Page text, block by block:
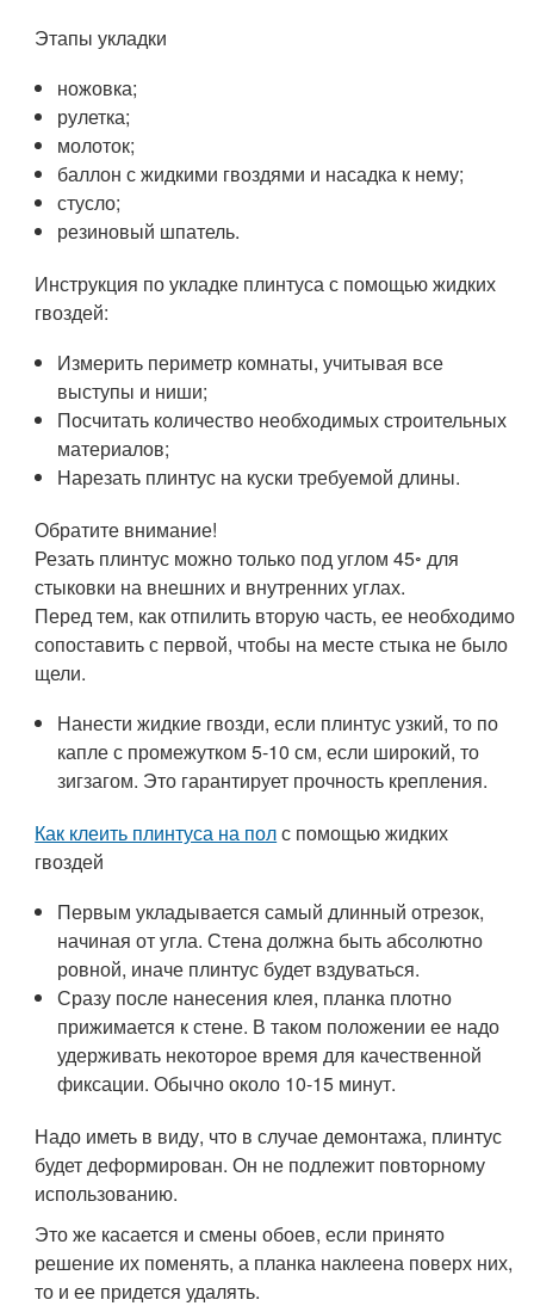
Этапы укладки
ножовка;
рулетка;
молоток;
баллон с жидкими гвоздями и насадка к нему;
стусло;
резиновый шпатель.
Инструкция по укладке плинтуса с помощью жидких
гвоздей:
Измерить периметр комнаты, учитывая все
выступы и ниши;
Посчитать количество необходимых строительных
материалов;
Нарезать плинтус на куски требуемой длины.
Обратите внимание!
Резать плинтус можно только под углом 45◦ для
стыковки на внешних и внутренних углах.
Перед тем, как отпилить вторую часть, ее необходимо
сопоставить с первой, чтобы на месте стыка не было
щели.
Нанести жидкие гвозди, если плинтус узкий, то по
капле с промежутком 5-10 см, если широкий, то
зигзагом. Это гарантирует прочность крепления.
Как клеить плинтуса на полс помощью жидких
гвоздей
Первым укладывается самый длинный отрезок,
начиная от угла. Стена должна быть абсолютно
ровной, иначе плинтус будет вздуваться.
Сразу после нанесения клея, планка плотно
прижимается к стене. В таком положении ее надо
удерживать некоторое время для качественной
фиксации. Обычно около 10-15 минут.
Надо иметь в виду, что в случае демонтажа, плинтус
будет деформирован. Он не подлежит повторному
использованию.
Это же касается и смены обоев, если принято
решение их поменять, а планка наклеена поверх них,
то и ее придется удалять.